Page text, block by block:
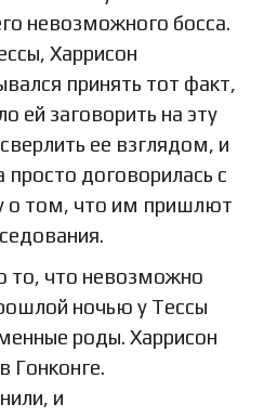
невозможного босса.
Харрисон
принять тот факт,
ей заговорить на эту
ее взглядом, и
просто договорилась с
о том, что им пришлют
то, что невозможно
ночью у Тессы
роды. Харрисон
Гонконге.
и